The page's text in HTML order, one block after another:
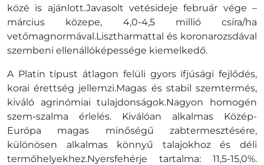
közé is ajánlott.Javasolt vetésideje február vége –
március közepe, 4,0-4,5 millió csíra/ha
vetőmagnormával.Lisztharmattal és koronarozsdával
szembeni ellenállóképessége kiemelkedő.
A Platin típust átlagon felüli gyors ifjúsági fejlődés,
korai érettség jellemzi.Magas és stabil szemtermés,
kiváló agrinómiai tulajdonságok.Nagyon homogén
szem-szalma érlelés. Kiválóan alkalmas Közép-
Európa magas minőségű zabtermesztésére,
különösen alkalmas könnyű talajokhoz és déli
termőhelyekhez.Nyersfehérje tartalma: 11,5-15,0%.